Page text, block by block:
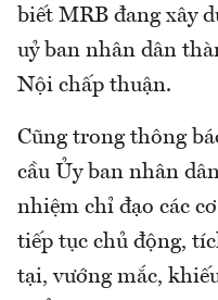
biết MRB đang xây
uỷ ban nhân dân
Nội chấp thuận.
Cũng trong thông
cầu Ủy ban nhân
nhiệm chỉ đạo các
tiếp tục chủ động,
tại, vướng mắc,